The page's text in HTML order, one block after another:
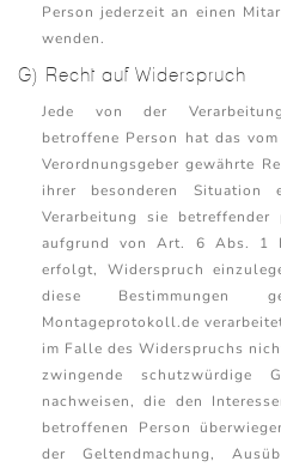
Person jederzeit an einen
wenden.
G) Recht auf Widerspruch
Jede von der
betroffene Person hat das
Verordnungsgeber gewährte
ihrer besonderen Situation
Verarbeitung sie betreffender
aufgrund von Art. 6 Abs. 1
erfolgt, Widerspruch
diese Bestimmungen
Montageprotokoll.de
im Falle des Widerspruchs
zwingende schutzwürdige
nachweisen, die den
betroffenen Person
der Geltendmachung,